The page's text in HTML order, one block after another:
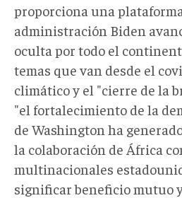
proporciona una
administración Biden
oculta por todo el
temas que van desde el
climático y el "cierre de la
"el fortalecimiento de la
de Washington ha
la colaboración de África
multinacionales
significar beneficio mutuo